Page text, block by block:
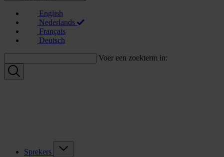
English
Nederlands
Français
Deutsch
Voer een zoekterm in:
Sprekers